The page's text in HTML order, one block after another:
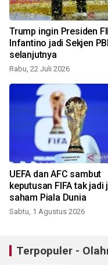
Trump ingin Presiden
Infantino jadi Sekjen
selanjutnya
Rabu, 22 Juli 2026
UEFA dan AFC sambut
keputusan FIFA tak jadi
saham Piala Dunia
Sabtu, 1 Agustus 2026
Terpopuler -